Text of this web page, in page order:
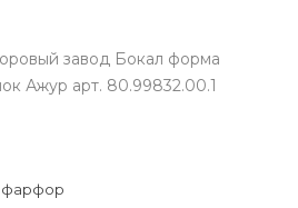
завод Бокал форма
Ажур арт. 80.99832.00.1
фарфор